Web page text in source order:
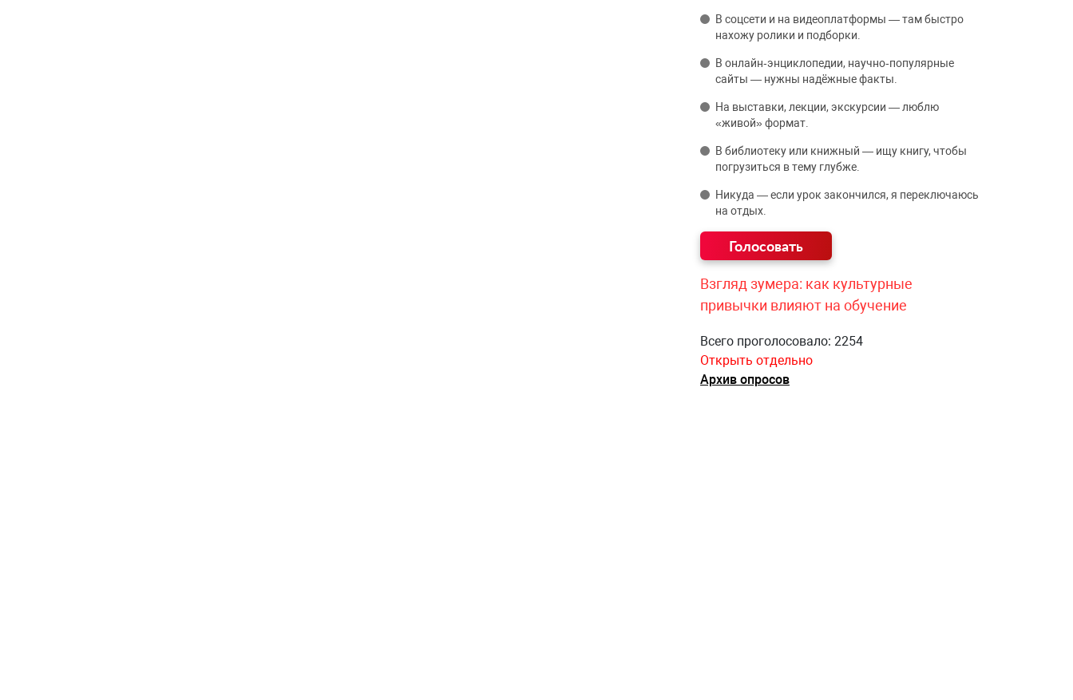
В соцсети и на видеоплатформы — там быстро
нахожу ролики и подборки.
В онлайн‑энциклопедии, научно‑популярные
сайты — нужны надёжные факты.
На выставки, лекции, экскурсии — люблю
«живой» формат.
В библиотеку или книжный — ищу книгу, чтобы
погрузиться в тему глубже.
Никуда — если урок закончился, я переключаюсь
на отдых.
Взгляд зумера: как культурные
привычки влияют на обучение
Всего проголосовало: 2254
Открыть отдельно
Архив опросов